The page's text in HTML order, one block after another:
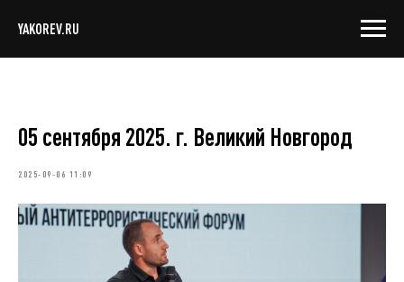
YAKOREV.RU
05 сентября 2025. г. Великий Новгород
2025-09-06 11:09